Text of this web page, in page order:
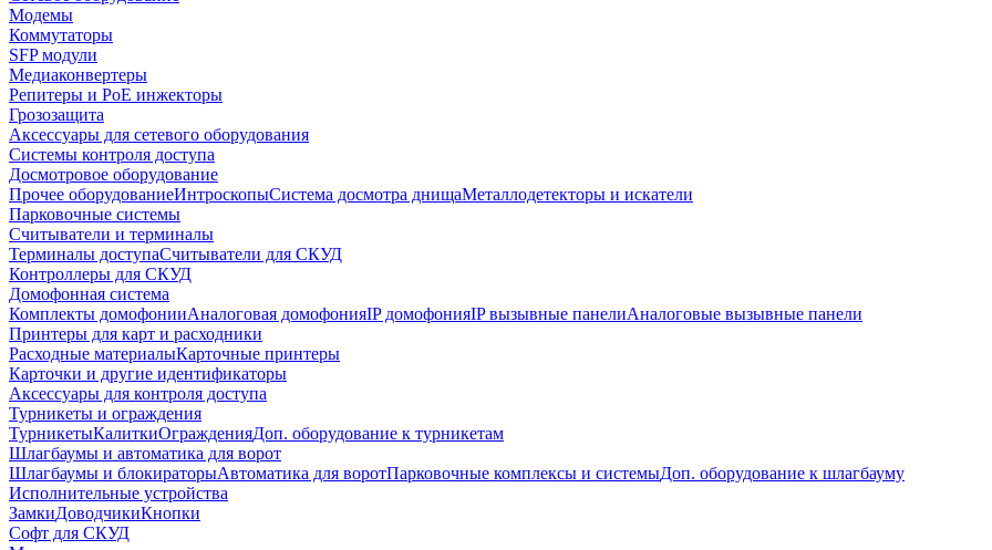
Модемы
Коммутаторы
SFP модули
Медиаконвертеры
Репитеры и PoE инжекторы
Грозозащита
Аксессуары для сетевого оборудования
Системы контроля доступа
Досмотровое оборудование
Прочее оборудованиеИнтроскопыСистема досмотра днищаМеталлодетекторы и искатели
Парковочные системы
Считыватели и терминалы
Терминалы доступаСчитыватели для СКУД
Контроллеры для СКУД
Домофонная система
Комплекты домофонииАналоговая домофонияIP домофонияIP вызывные панелиАналоговые вызывные панели
Принтеры для карт и расходники
Расходные материалыКарточные принтеры
Карточки и другие идентификаторы
Аксессуары для контроля доступа
Турникеты и ограждения
ТурникетыКалиткиОгражденияДоп. оборудование к турникетам
Шлагбаумы и автоматика для ворот
Шлагбаумы и блокираторыАвтоматика для воротПарковочные комплексы и системыДоп. оборудование к шлагбауму
Исполнительные устройства
ЗамкиДоводчикиКнопки
Софт для СКУД